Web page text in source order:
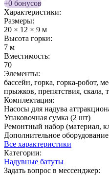
+0 бонусов
Характеристики:
Размеры:
20 × 12 × 9 м
Высота горки:
7 м
Вместимость:
70
Элементы:
бассейн, горка, горка-робот,
прыжков, препятствия, скала,
Комплектация:
Насосы для надува
Упаковочная сумка (2 шт)
Ремонтный набор (материал,
Дополнительное
Все характеристики
Категории:
Надувные батуты
Задать вопрос в мессенджер: